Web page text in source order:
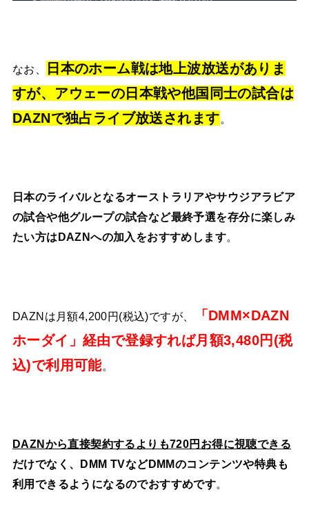
なお、
日本のホーム戦は地上波放送がありま
すが、アウェーの日本戦や他国同士の試合は
DAZNで独占ライブ放送されます。
日本のライバルとなるオーストラリアやサウジアラビア
の試合や他グループの試合など最終予選を存分に楽しみ
たい方はDAZNへの加入をおすすめします
DAZNは月額4,200円(税込)ですが、
「DMM×DAZN
ホーダイ」経由で登録すれば月額3,480円(税
込)で利用可能。
DAZNから直接契約するよりも720円お得に視聴できる
だけでなく、DMM TVなどDMMのコンテンツや特典も
利用できるようになるのでおすすめです。